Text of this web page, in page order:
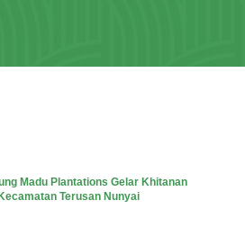
Madu Plantations Gelar Khitanan
Terusan Nunyai